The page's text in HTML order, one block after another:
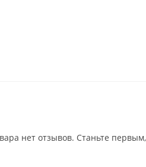
нет отзывов. Станьте